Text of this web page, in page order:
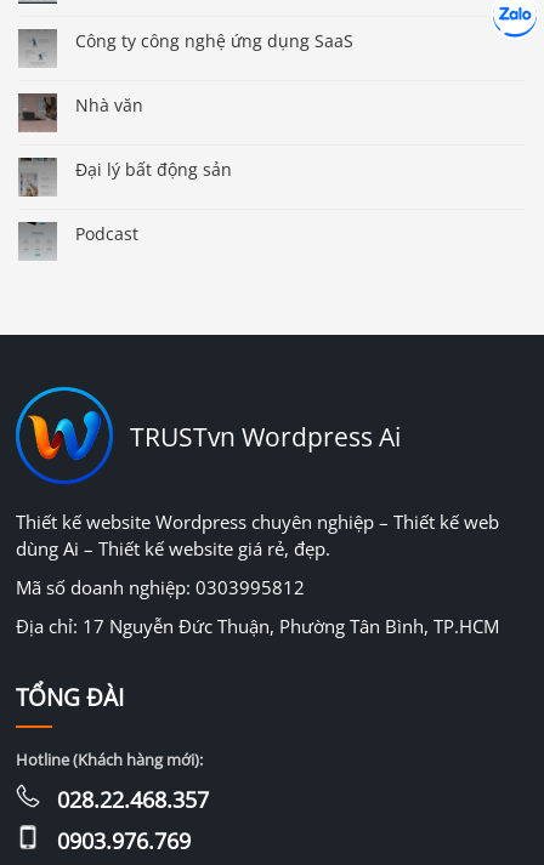
Công ty công nghệ ứng dụng SaaS
Nhà văn
Đại lý bất động sản
Podcast
TRUSTvn Wordpress Ai
Thiết kế website Wordpress chuyên nghiệp – Thiết kế web
dùng Ai – Thiết kế website giá rẻ, đẹp.
Mã số doanh nghiệp: 0303995812
Địa chỉ: 17 Nguyễn Đức Thuận, Phường Tân Bình, TP.HCM
TỔNG ĐÀI
Hotline (Khách hàng mới):
028.22.468.357
0903.976.769
Chát